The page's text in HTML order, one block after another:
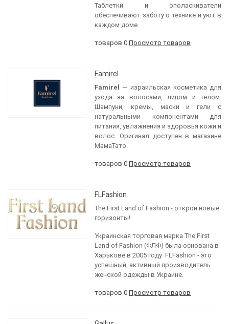
Таблетки и ополаскиватели
обеспечивают заботу о технике и уют в
каждом доме.
товаров 0 Просмотр товаров
Famirel
Famirel
— израильская косметика для
ухода за волосами, лицом и телом.
Шампуни, кремы, маски и гели с
натуральными компонентами для
питания, увлажнения и здоровья кожи и
волос. Оригинал доступен в магазине
МамаТато.
товаров 0 Просмотр товаров
FLFashion
The First Land of Fashion - открой новые
горизонты!
Украинская торговая марка The First
Land of Fashion (ФЛФ) была основана в
Харькове в 2005 году. FLFashion - это
успешный, активный производитель
женской одежды в Украине.
товаров 0 Просмотр товаров